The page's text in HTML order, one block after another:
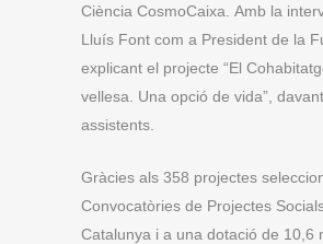
Ciència CosmoCaixa. Amb la
Lluís Font com a President de la
explicant el projecte “El
vellesa. Una opció de vida”,
assistents.
Gràcies als 358 projectes
Convocatòries de Projectes
Catalunya i a una dotació de 10,6